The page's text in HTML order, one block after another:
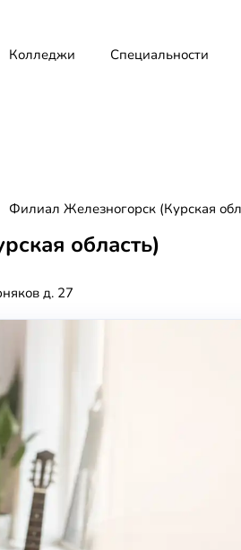
Колледжи Специальности
Филиал Железногорск (Курская
область)
д. 27